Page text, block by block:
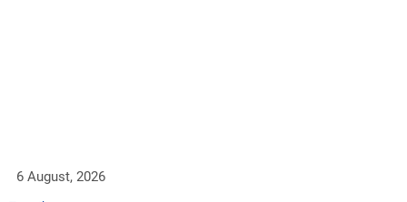
6 August, 2026